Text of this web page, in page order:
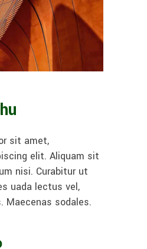
sit amet,
elit. Aliquam sit
nisi. Curabitur ut
uada lectus vel,
Maecenas sodales.